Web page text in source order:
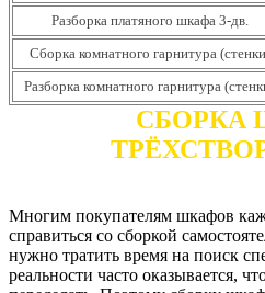
Разборка платяного шкафа 3-дв.
Сборка комнатного гарнитура
Разборка комнатного гарнитура
СБОРКА
Многим покупателям шкафов
справиться со сборкой
нужно тратить время на поиск
реальности часто оказывается,